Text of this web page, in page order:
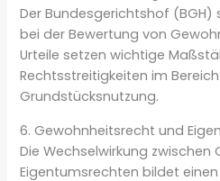
Der Bundesgerichtshof (BGH)
bei der Bewertung von
Urteile setzen wichtige
Rechtsstreitigkeiten im
Grundstücksnutzung.
6. Gewohnheitsrecht und
Die Wechselwirkung
Eigentumsrechten bildet